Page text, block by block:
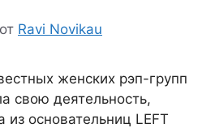
от Ravi Novikau
женских рэп-групп
свою деятельность,
из основательниц LEFT